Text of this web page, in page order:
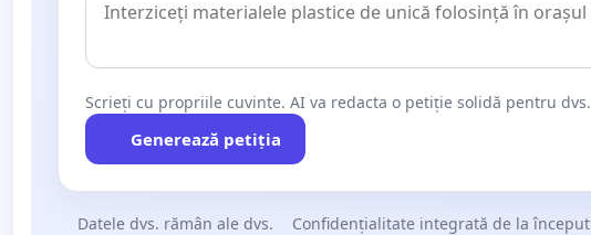
Scrieți cu propriile cuvinte. AI va redacta o petiție solidă pentru dvs.
Generează petiția
Datele dvs. rămân ale dvs. Confidențialitate integrată de la început